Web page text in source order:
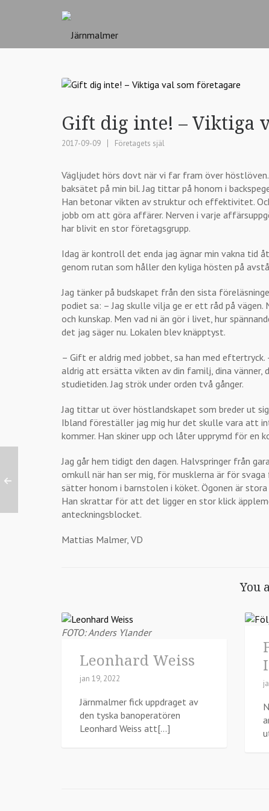
Gift dig inte! – Viktiga
2017-09-09 Företagets själ
Vägljudet hörs dovt när vi far fram över
baksätet på min bil. Jag tittar på honom i
Han betonar vikten av struktur och effektivitet.
jobb om att göra affärer. Nerven i varje
har blivit en stor företagsgrupp.
Idag är kontroll det enda jag ägnar min vakna
genom rutan som håller den kyliga hösten på
Jag tänker på budskapet från den sista
podiet sa: – Jag skulle vilja ge er ett råd på
och kunskap. Men vad ni än gör i livet, hur
det jag säger nu. Lokalen blev knäpptyst.
– Gift er aldrig med jobbet, sa han med
aldrig att ersätta vikten av din familj, dina vänner,
studietiden. Jag strök under orden två gånger.
Jag tittar ut över höstlandskapet som breder ut
Ibland föreställer jag mig hur det skulle vara att
kommer. Han skiner upp och låter upprymd för en
Jag går hem tidigt den dagen. Halvspringer från
omkull när han ser mig, för musklerna är för
sätter honom i barnstolen i köket. Ögonen är
Han skrattar för att det ligger en stor klick
anteckningsblocket.
Mattias Malmer, VD
You
FOTO: Anders Ylander
Leonhard Weiss
jan 19, 2022
Järnmalmer fick uppdraget av
den tyska banoperatören
Leonhard Weiss att[...]